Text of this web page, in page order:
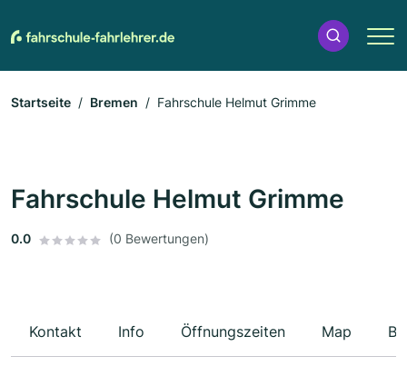
Startseite Bremen Fahrschule Helmut Grimme
Fahrschule Helmut Grimme
0.0 (0 Bewertungen)
Kontakt Info Öffnungszeiten Map